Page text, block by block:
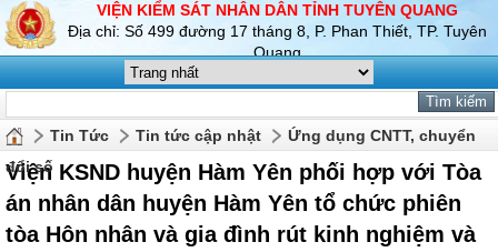
VIỆN KIỂM SÁT NHÂN DÂN TỈNH TUYÊN QUANG
Địa chỉ: Số 499 đường 17 tháng 8, P. Phan Thiết, TP. Tuyên
Quang
Tin Tức Tin tức cập nhật
Ứng dụng CNTT, chuyển
đổi số
Viện KSND huyện Hàm Yên phối hợp với Tòa
án nhân dân huyện Hàm Yên tổ chức phiên
tòa Hôn nhân và gia đình rút kinh nghiệm và